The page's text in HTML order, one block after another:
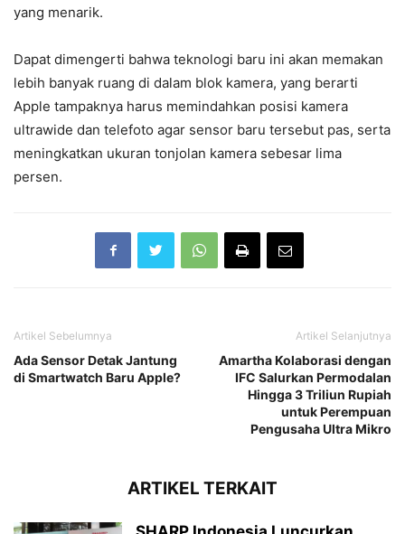
yang menarik.
Dapat dimengerti bahwa teknologi baru ini akan memakan
lebih banyak ruang di dalam blok kamera, yang berarti
Apple tampaknya harus memindahkan posisi kamera
ultrawide dan telefoto agar sensor baru tersebut pas, serta
meningkatkan ukuran tonjolan kamera sebesar lima
persen.
Artikel Sebelumnya
Ada Sensor Detak Jantung
di Smartwatch Baru Apple?
Artikel Selanjutnya
Amartha Kolaborasi dengan
IFC Salurkan Permodalan
Hingga 3 Triliun Rupiah
untuk Perempuan
Pengusaha Ultra Mikro
ARTIKEL TERKAIT